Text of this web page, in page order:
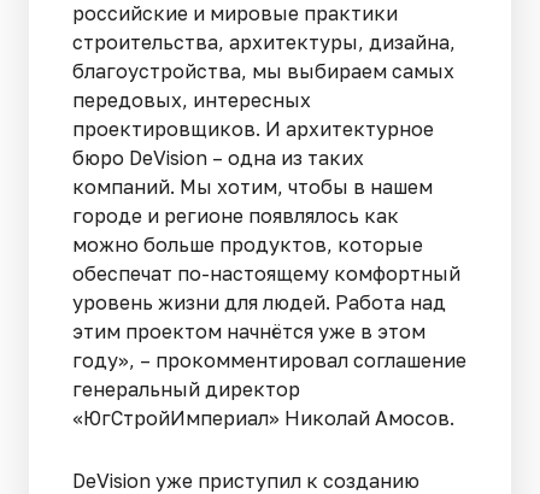
российские и мировые практики
строительства, архитектуры, дизайна,
благоустройства, мы выбираем самых
передовых, интересных
проектировщиков. И архитектурное
бюро DeVision – одна из таких
компаний. Мы хотим, чтобы в нашем
городе и регионе появлялось как
можно больше продуктов, которые
обеспечат по-настоящему комфортный
уровень жизни для людей. Работа над
этим проектом начнётся уже в этом
году», – прокомментировал соглашение
генеральный директор
«ЮгСтройИмпериал» Николай Амосов.
DeVision уже приступил к созданию